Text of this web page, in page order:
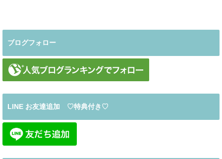
ブログフォロー
LINE お友達追加 ♡特典付き♡